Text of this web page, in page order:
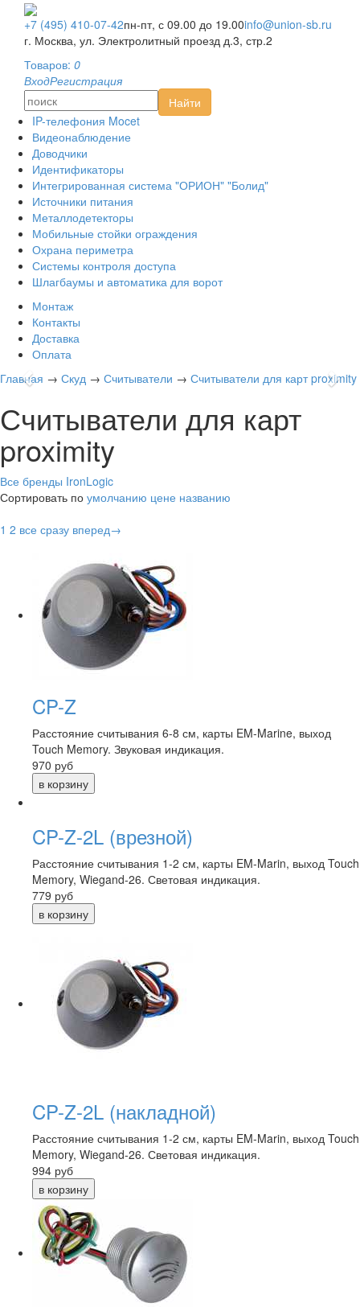
Монтаж
Контакты
Оплата
AHD видеонаблюдение
HD-SDI видеонаблюдение
IP-видеонаблюдение
IP-телефония Mocet
Видеонаблюдение
Доводчики
Идентификаторы
Интегрированная система "ОРИОН" "Болид"
Источники питания
Металлодетекторы
Мобильные стойки ограждения
Охрана периметра
Системы контроля доступа
Шлагбаумы и автоматика для ворот
+7 (495) 410-07-42пн-пт, с 09.00 до 19.00info@union-sb.ru
г. Москва, ул. Электролитный проезд д.3, стр.2
Товаров: 0
ВходРегистрация
Найти
Монтаж
Контакты
Доставка
Оплата
Previous
Главная → Скуд → Считыватели → Считыватели для карт proximity
Считыватели для карт
proximity
Все бренды IronLogic
Сортировать по умолчанию цене названию
1 2 все сразу вперед→
CP-Z
Расстояние считывания 6-8 см, карты EM-Marine, выход
Touch Memory. Звуковая индикация.
970 руб
CP-Z-2L (врезной)
Расстояние считывания 1-2 см, карты EM-Marin, выход Touch
Memory, Wiegand-26. Световая индикация.
779 руб
CP-Z-2L (накладной)
Расстояние считывания 1-2 см, карты EM-Marin, выход Touch
Memory, Wiegand-26. Световая индикация.
994 руб